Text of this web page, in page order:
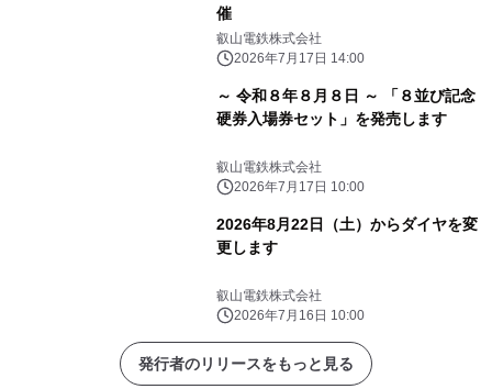
催
叡山電鉄株式会社
2026年7月17日 14:00
～ 令和８年８月８日 ～ 「８並び記念
硬券入場券セット」を発売します
叡山電鉄株式会社
2026年7月17日 10:00
2026年8月22日（土）からダイヤを変
更します
叡山電鉄株式会社
2026年7月16日 10:00
発行者のリリースをもっと見る